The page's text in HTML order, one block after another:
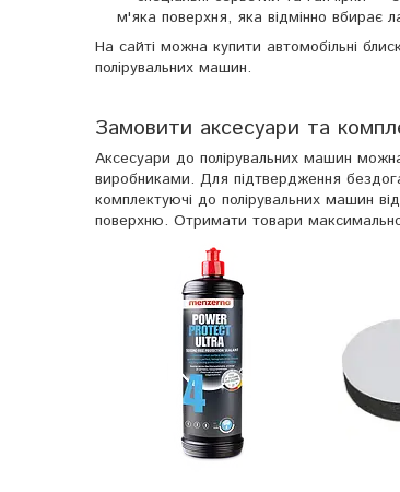
м'яка поверхня, яка відмінно вбирає
На сайті можна купити автомобільні
полірувальних машин.
Замовити аксесуари та
Аксесуари до полірувальних машин
виробниками. Для підтвердження
комплектуючі до полірувальних машин
поверхню. Отримати товари